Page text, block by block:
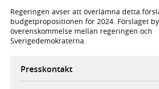
Regeringen avser att överlämna detta
budgetpropositionen för 2024. Förslaget
överenskommelse mellan regeringen och
Sverigedemokraterna.
Presskontakt